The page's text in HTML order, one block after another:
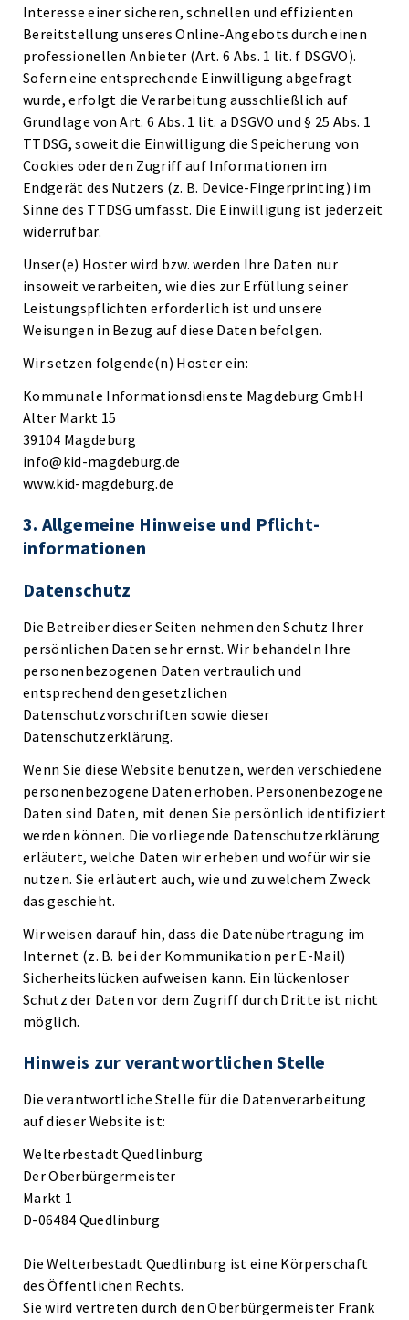
Interesse einer sicheren, schnellen und effizienten
Bereitstellung unseres Online-Angebots durch einen
professionellen Anbieter (Art. 6 Abs. 1 lit. f DSGVO).
Sofern eine entsprechende Einwilligung abgefragt
wurde, erfolgt die Verarbeitung ausschließlich auf
Grundlage von Art. 6 Abs. 1 lit. a DSGVO und § 25 Abs. 1
TTDSG, soweit die Einwilligung die Speicherung von
Cookies oder den Zugriff auf Informationen im
Endgerät des Nutzers (z. B. Device-Fingerprinting) im
Sinne des TTDSG umfasst. Die Einwilligung ist jederzeit
widerrufbar.
Unser(e) Hoster wird bzw. werden Ihre Daten nur
insoweit verarbeiten, wie dies zur Erfüllung seiner
Leistungspflichten erforderlich ist und unsere
Weisungen in Bezug auf diese Daten befolgen.
Wir setzen folgende(n) Hoster ein:
Kommunale Informationsdienste Magdeburg GmbH
Alter Markt 15
39104 Magdeburg
info@kid-magdeburg.de
www.kid-magdeburg.de
3. Allgemeine Hinweise und Pflicht­
informationen
Datenschutz
Die Betreiber dieser Seiten nehmen den Schutz Ihrer
persönlichen Daten sehr ernst. Wir behandeln Ihre
personenbezogenen Daten vertraulich und
entsprechend den gesetzlichen
Datenschutzvorschriften sowie dieser
Datenschutzerklärung.
Wenn Sie diese Website benutzen, werden verschiedene
personenbezogene Daten erhoben. Personenbezogene
Daten sind Daten, mit denen Sie persönlich identifiziert
werden können. Die vorliegende Datenschutzerklärung
erläutert, welche Daten wir erheben und wofür wir sie
nutzen. Sie erläutert auch, wie und zu welchem Zweck
das geschieht.
Wir weisen darauf hin, dass die Datenübertragung im
Internet (z. B. bei der Kommunikation per E-Mail)
Sicherheitslücken aufweisen kann. Ein lückenloser
Schutz der Daten vor dem Zugriff durch Dritte ist nicht
möglich.
Hinweis zur verantwortlichen Stelle
Die verantwortliche Stelle für die Datenverarbeitung
auf dieser Website ist:
Welterbestadt Quedlinburg
Der Oberbürgermeister
Markt 1
D-06484 Quedlinburg
Die Welterbestadt Quedlinburg ist eine Körperschaft
des Öffentlichen Rechts.
Sie wird vertreten durch den Oberbürgermeister Frank